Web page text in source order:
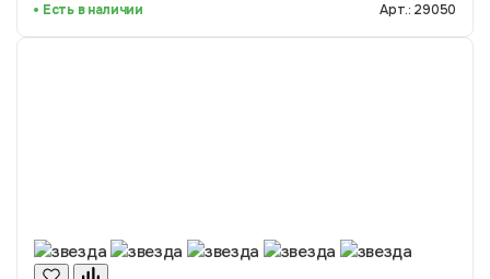
Есть в наличии Арт.: 29050